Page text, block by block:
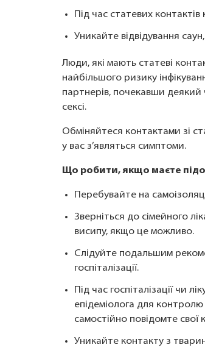
Під час статевих
Уникайте відвідування
Люди, які мають статеві
найбільшого ризику
партнерів, почекавши
сексі.
Обміняйтеся контактами зі
у вас з’являться симптоми.
Що робити, якщо маєте
Перебувайте на
Зверніться до сімейного
висипу, якщо це можливо.
Слідуйте подальшим
госпіталізації.
Під час госпіталізації чи
епідеміолога для
самостійно повідомте свої
Уникайте контакту з